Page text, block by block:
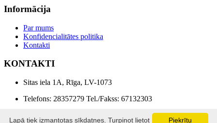
Informācija
Par mums
Konfidencialitātes politika
Kontakti
KONTAKTI
Sitas iela 1A, Rīga, LV-1073
Telefons: 28357279 Tel./Fakss: 67132303
Piekrītu
Lapā tiek izmantotas sīkdatnes. Turpinot lietot